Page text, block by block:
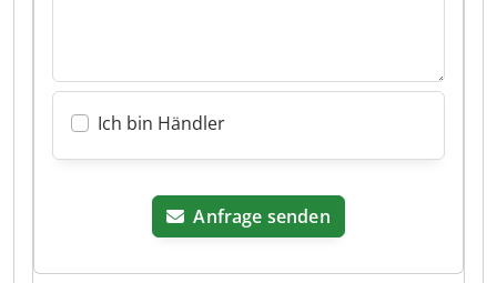
Ich bin Händler
Anfrage senden